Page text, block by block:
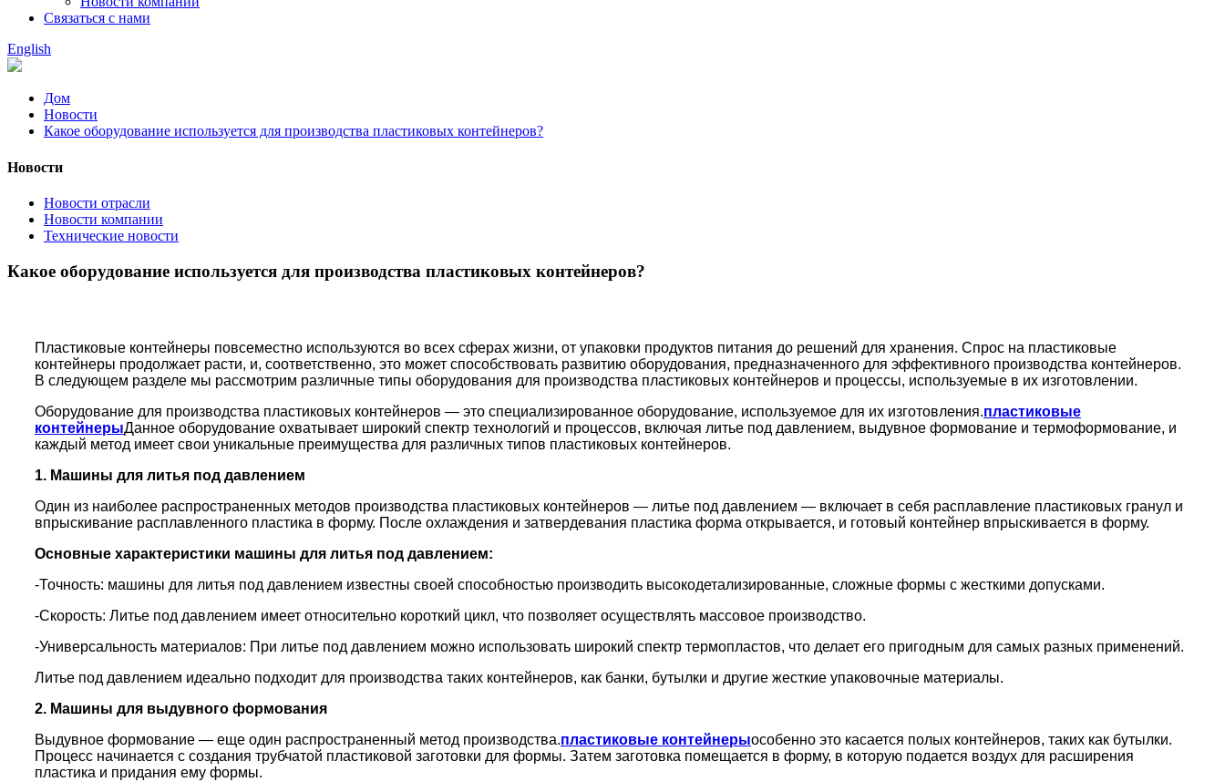
Связаться с нами
English
Дом
Новости
Какое оборудование используется для производства пластиковых контейнеров?
Новости
Новости отрасли
Новости компании
Технические новости
Какое оборудование используется для производства пластиковых контейнеров?
Пластиковые контейнеры повсеместно используются во всех сферах жизни, от упаковки продуктов питания до решений для хранения. Спрос на пластиковые
контейнеры продолжает расти, и, соответственно, это может способствовать развитию оборудования, предназначенного для эффективного производства контейнеров.
В следующем разделе мы рассмотрим различные типы оборудования для производства пластиковых контейнеров и процессы, используемые в их изготовлении.
Оборудование для производства пластиковых контейнеров — это специализированное оборудование, используемое для их изготовления.пластиковые
контейнерыДанное оборудование охватывает широкий спектр технологий и процессов, включая литье под давлением, выдувное формование и термоформование, и
каждый метод имеет свои уникальные преимущества для различных типов пластиковых контейнеров.
1. Машины для литья под давлением
Один из наиболее распространенных методов производства пластиковых контейнеров — литье под давлением — включает в себя расплавление пластиковых гранул и
впрыскивание расплавленного пластика в форму. После охлаждения и затвердевания пластика форма открывается, и готовый контейнер впрыскивается в форму.
Основные характеристики машины для литья под давлением:
-Точность: машины для литья под давлением известны своей способностью производить высокодетализированные, сложные формы с жесткими допусками.
-Скорость: Литье под давлением имеет относительно короткий цикл, что позволяет осуществлять массовое производство.
-Универсальность материалов: При литье под давлением можно использовать широкий спектр термопластов, что делает его пригодным для самых разных применений.
Литье под давлением идеально подходит для производства таких контейнеров, как банки, бутылки и другие жесткие упаковочные материалы.
2. Машины для выдувного формования
Выдувное формование — еще один распространенный метод производства.пластиковые контейнерыособенно это касается полых контейнеров, таких как бутылки.
Процесс начинается с создания трубчатой ​​пластиковой заготовки для формы. Затем заготовка помещается в форму, в которую подается воздух для расширения
пластика и придания ему формы.